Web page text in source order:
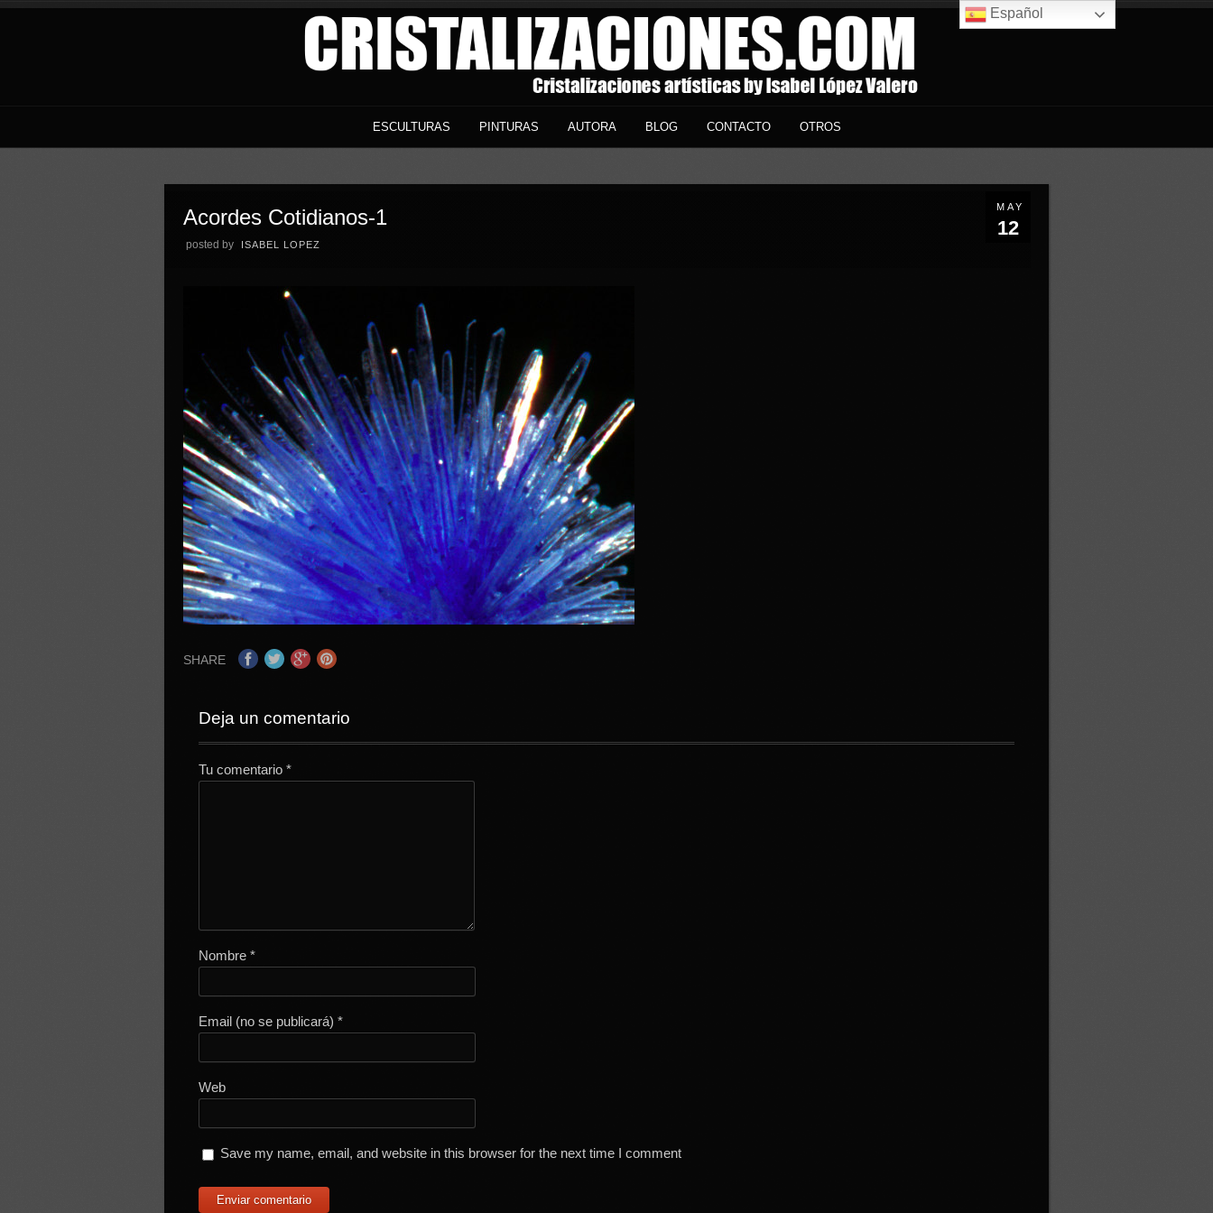
ESCULTURAS PINTURAS AUTORA BLOG CONTACTO OTROS
MAY
12
Acordes Cotidianos-1
posted by ISABEL LOPEZ
SHARE
Deja un comentario
Tu comentario*
Nombre*
Email (no se publicará)*
Web
Save my name, email, and website in this browser for the next time I comment
Español